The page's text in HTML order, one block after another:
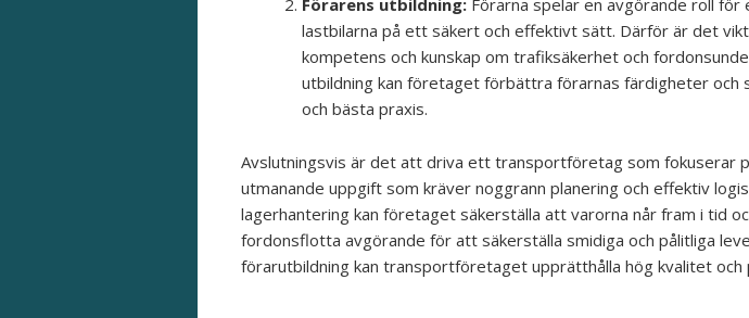
Förarens utbildning: Förarna spelar en avgörande roll
lastbilarna på ett säkert och effektivt sätt. Därför är det
kompetens och kunskap om trafiksäkerhet och
utbildning kan företaget förbättra förarnas färdigheter
och bästa praxis.
Avslutningsvis är det att driva ett transportföretag som fokuserar
utmanande uppgift som kräver noggrann planering och effektiv
lagerhantering kan företaget säkerställa att varorna når fram i tid
fordonsflotta avgörande för att säkerställa smidiga och pålitliga
förarutbildning kan transportföretaget upprätthålla hög kvalitet och